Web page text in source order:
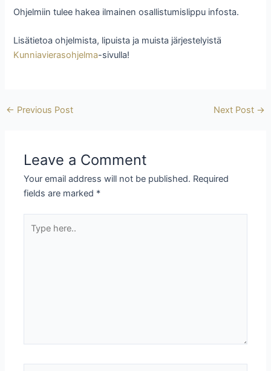
Ohjelmiin tulee hakea ilmainen osallistumislippu infosta.
Lisätietoa ohjelmista, lipuista ja muista järjestelyistä
Kunniavierasohjelma-sivulla!
← Previous Post Next Post →
Leave a Comment
Your email address will not be published. Required
fields are marked *
here..